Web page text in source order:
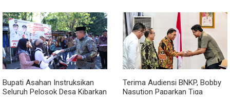
Royal Sumatera
Bupati Asahan Instruksikan
Seluruh Pelosok Desa Kibarkan
Terima Audiensi BNKP, Bobby
Nasution Paparkan Tiga